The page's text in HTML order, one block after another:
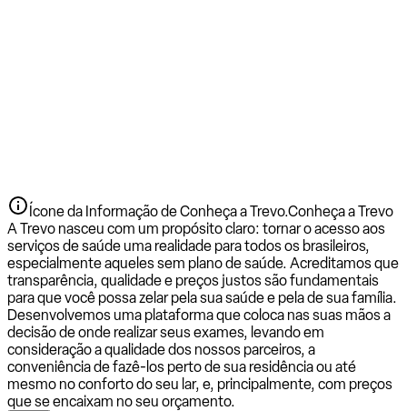
Ícone da Informação de Conheça a Trevo.Conheça a Trevo
A Trevo nasceu com um propósito claro: tornar o acesso aos
serviços de saúde uma realidade para todos os brasileiros,
especialmente aqueles sem plano de saúde. Acreditamos que
transparência, qualidade e preços justos são fundamentais
para que você possa zelar pela sua saúde e pela de sua família.
Desenvolvemos uma plataforma que coloca nas suas mãos a
decisão de onde realizar seus exames, levando em
consideração a qualidade dos nossos parceiros, a
conveniência de fazê-los perto de sua residência ou até
mesmo no conforto do seu lar, e, principalmente, com preços
que se encaixam no seu orçamento.